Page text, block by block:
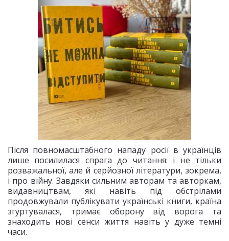
Після повномасштабного нападу росії в українців
лише посилилася спрага до читання: і не тільки
розважальної, але й серйозної літератури, зокрема,
і про війну. Завдяки сильним авторам та авторкам,
видавництвам, які навіть під обстрілами
продовжували публікувати українські книги, країна
згуртувалася, тримає оборону від ворога та
знаходить нові сенси життя навіть у дуже темні
часи.